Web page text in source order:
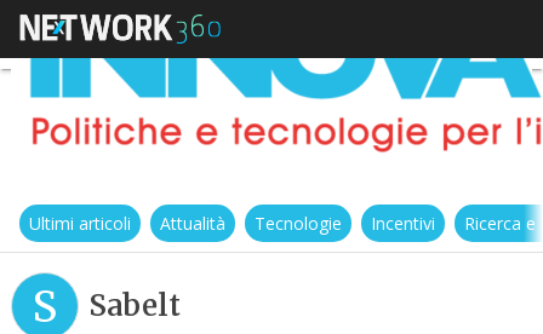
Ultimi articoli Attualità Tecnologie Incentivi Ricerca
S Sabelt